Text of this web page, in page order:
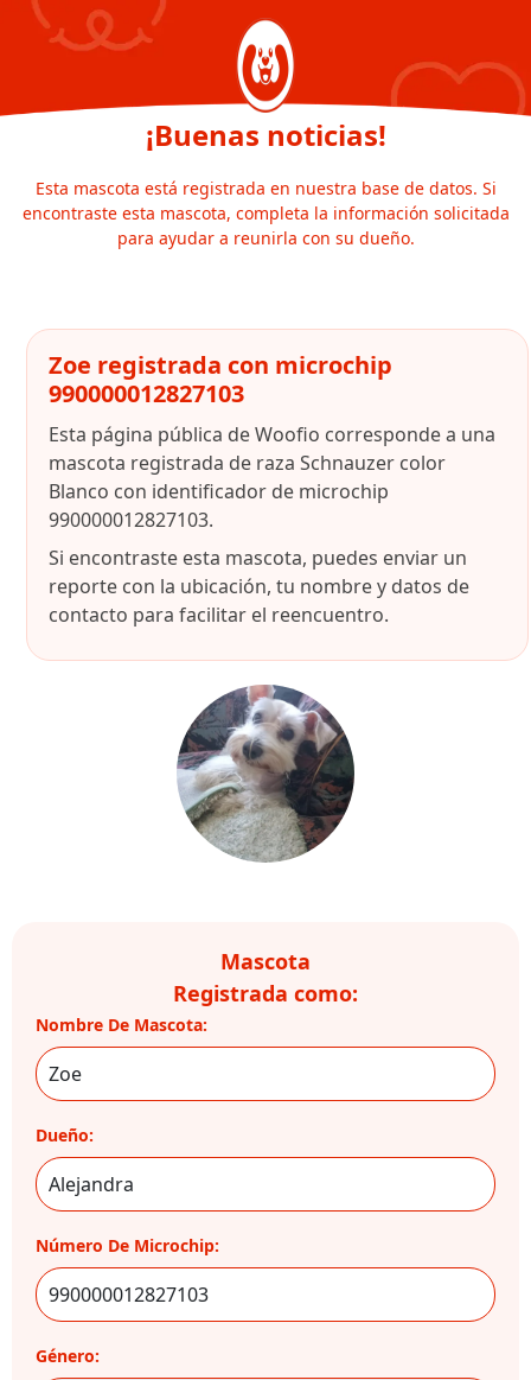
¡Buenas noticias!
Esta mascota está registrada en nuestra base de datos. Si
encontraste esta mascota, completa la información solicitada
para ayudar a reunirla con su dueño.
Zoe registrada con microchip
990000012827103
Esta página pública de Woofio corresponde a una
mascota registrada de raza Schnauzer color
Blanco con identificador de microchip
990000012827103.
Si encontraste esta mascota, puedes enviar un
reporte con la ubicación, tu nombre y datos de
contacto para facilitar el reencuentro.
Mascota
Registrada como:
Nombre De Mascota:
Dueño:
Número De Microchip:
Género: